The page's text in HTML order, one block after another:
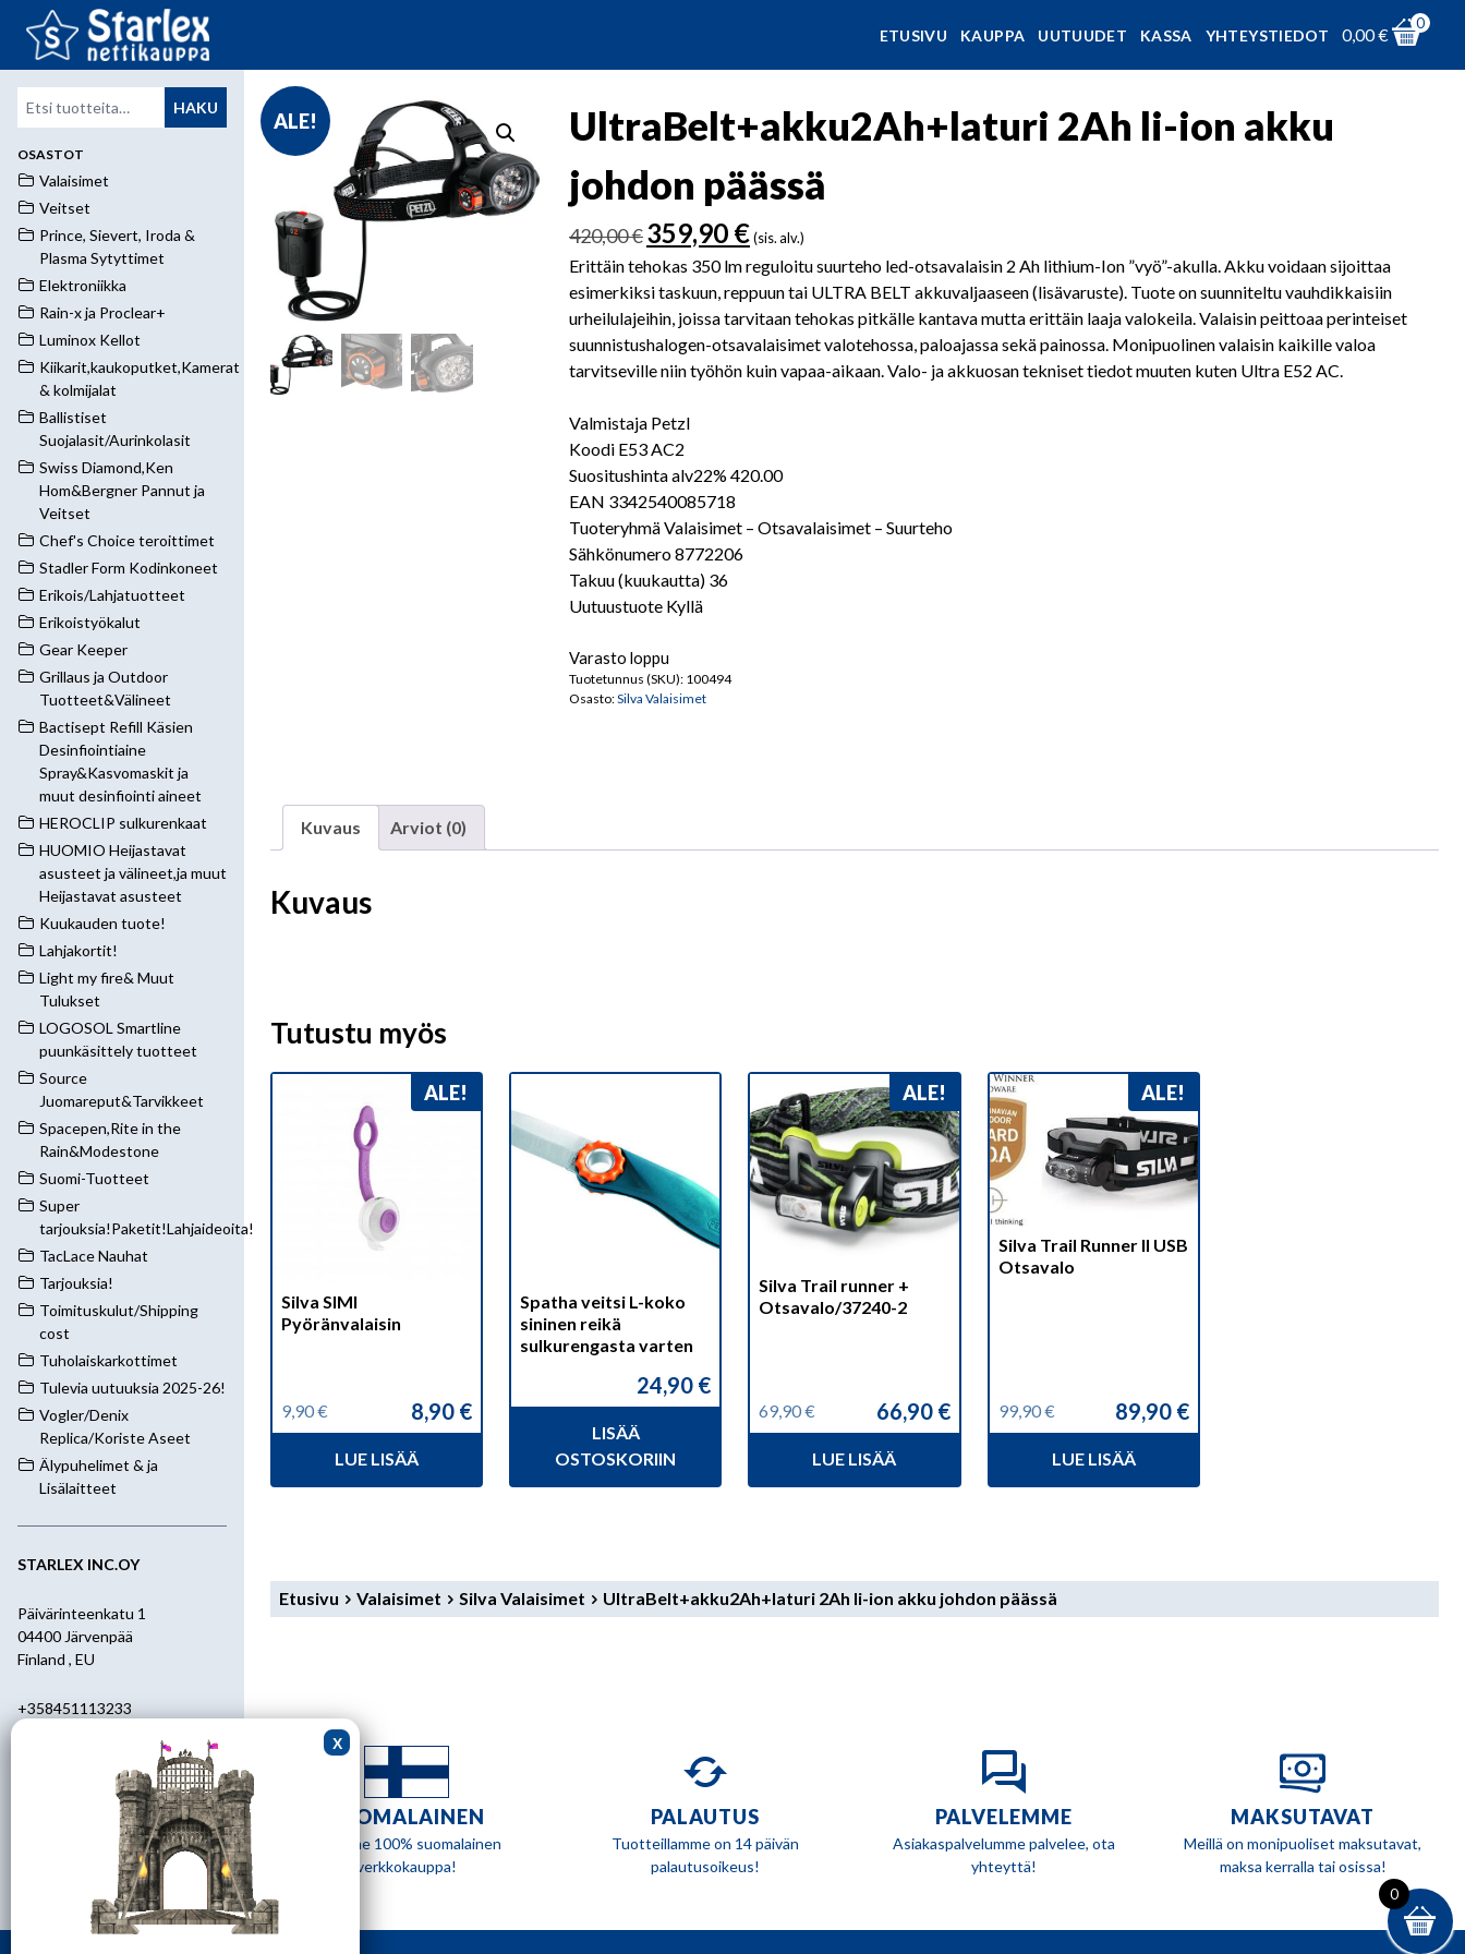
ETUSIVU KAUPPA UUTUUDET KASSA YHTEYSTIEDOT 0,00€
0
Etsi: HAKU
OSASTOT
Valaisimet
Veitset
Prince, Sievert, Iroda &
Plasma Sytyttimet
Elektroniikka
Rain-x ja Proclear+
Luminox Kellot
Kiikarit,kaukoputket,Kamerat
& kolmijalat
Ballistiset
Suojalasit/Aurinkolasit
Swiss Diamond,Ken
Hom&Bergner Pannut ja
Veitset
Chef's Choice teroittimet
Stadler Form Kodinkoneet
Erikois/Lahjatuotteet
Erikoistyökalut
Gear Keeper
Grillaus ja Outdoor
Tuotteet&Välineet
Bactisept Refill Käsien
Desinfiointiaine
Spray&Kasvomaskit ja
muut desinfiointi aineet
HEROCLIP sulkurenkaat
HUOMIO Heijastavat
asusteet ja välineet,ja muut
Heijastavat asusteet
Kuukauden tuote!
Lahjakortit!
Light my fire& Muut
Tulukset
LOGOSOL Smartline
puunkäsittely tuotteet
Source
Juomareput&Tarvikkeet
Spacepen,Rite in the
Rain&Modestone
Suomi-Tuotteet
Super
tarjouksia!Paketit!Lahjaideoita!
TacLace Nauhat
Tarjouksia!
Toimituskulut/Shipping
cost
Tuholaiskarkottimet
Tulevia uutuuksia 2025-26!
Vogler/Denix
Replica/Koriste Aseet
Älypuhelimet & ja
Lisälaitteet
STARLEX INC.OY
Päivärinteenkatu 1
04400 Järvenpää
Finland , EU
+358451113233
starlex@kolumbus.fi
Asiakaspalvelu
ark.klo 08.30-17.00
ALE!
UltraBelt+akku2Ah+laturi 2Ah li-ion akku
johdon päässä
420,00€ Alkuperäinen
hinta
oli:
420,00 €.
359,90 €Nykyinen
hinta
on:
359,90 €.
(sis. alv.)
Erittäin tehokas 350 lm reguloitu suurteho led-otsavalaisin 2 Ah lithium-Ion ”vyö”-akulla. Akku voidaan sijoittaa
esimerkiksi taskuun, reppuun tai ULTRA BELT akkuvaljaaseen (lisävaruste). Tuote on suunniteltu vauhdikkaisiin
urheilulajeihin, joissa tarvitaan tehokas pitkälle kantava mutta erittäin laaja valokeila. Valaisin peittoaa perinteiset
suunnistushalogen-otsavalaisimet valotehossa, paloajassa sekä painossa. Monipuolinen valaisin kaikille valoa
tarvitseville niin työhön kuin vapaa-aikaan. Valo- ja akkuosan tekniset tiedot muuten kuten Ultra E52 AC.
Valmistaja Petzl
Koodi E53 AC2
Suositushinta alv22% 420.00
EAN 3342540085718
Tuoteryhmä Valaisimet – Otsavalaisimet – Suurteho
Sähkönumero 8772206
Takuu (kuukautta) 36
Uutuustuote Kyllä
Varasto loppu
Tuotetunnus (SKU): 100494
Osasto:Silva Valaisimet
Kuvaus Arviot (0)
Kuvaus
Tutustu myös
ALE!
Silva SIMI
Pyöränvalaisin
9,90€
Alkuperäinen
9,90 €.
8,90 €
Nykyinen
8,90 €.
LUE LISÄÄ
Spatha veitsi L-koko
sininen reikä
sulkurengasta varten
24,90 €
LISÄÄ
OSTOSKORIIN
ALE!
Silva Trail runner +
Otsavalo/37240-2
69,90€
Alkuperäinen
69,90 €.
66,90 €
Nykyinen
66,90 €.
LUE LISÄÄ
ALE!
Silva Trail Runner II USB
Otsavalo
99,90€
Alkuperäinen
99,90 €.
89,90 €
Nykyinen
89,90 €.
LUE LISÄÄ
Etusivu Valaisimet Silva Valaisimet UltraBelt+akku2Ah+laturi 2Ah li-ion akku johdon päässä
SUOMALAINEN
Olemme 100% suomalainen
verkkokauppa!
PALAUTUS
Tuotteillamme on 14 päivän
palautusoikeus!
PALVELEMME
Asiakaspalvelumme palvelee, ota
yhteyttä!
MAKSUTAVAT
Meillä on monipuoliset maksutavat,
maksa kerralla tai osissa!
0